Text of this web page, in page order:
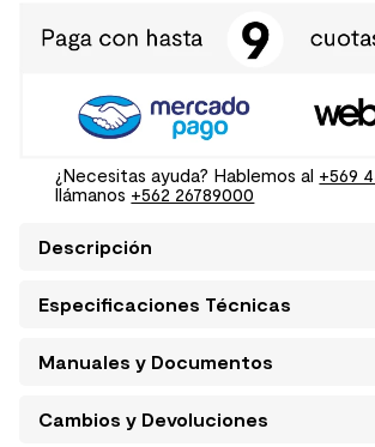
¿Necesitas ayuda? Hablemos al +569
llámanos +562 26789000
Descripción
Especificaciones Técnicas
Manuales y Documentos
Cambios y Devoluciones